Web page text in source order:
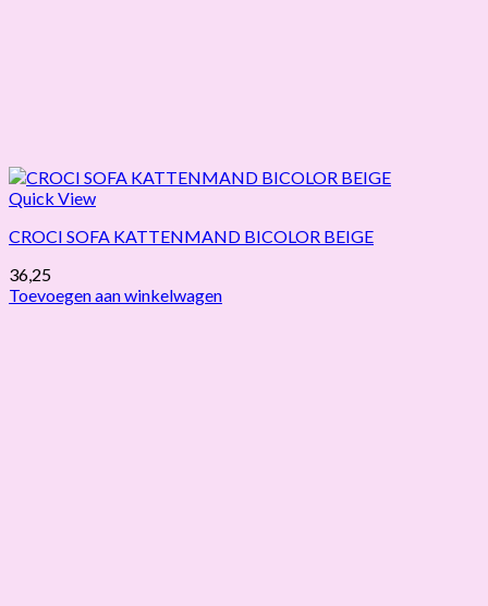
Quick View
CROCI SOFA KATTENMAND BICOLOR BEIGE
36,25
Toevoegen aan winkelwagen